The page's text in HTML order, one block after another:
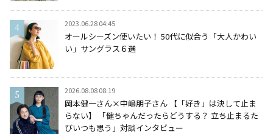
2023.06.28 04:45
オールシーズン使いたい！ 50代に似合う「大人かわい
い」サングラス６選
2026.08.08 08:19
岡本健一さん×中嶋朋子さん 【「好き」は決して止ま
らない】 「健ちゃんだったらどうする？ 立ち止まるた
びいつも思う」対談インタビュー